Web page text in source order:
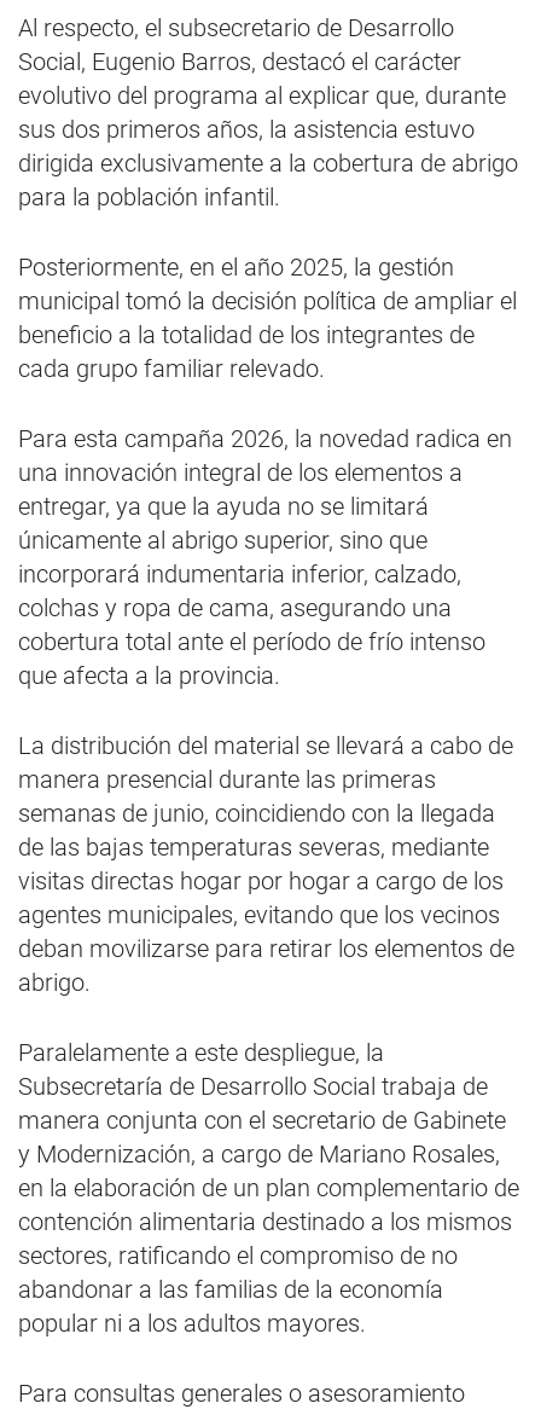
Al respecto, el subsecretario de Desarrollo
Social, Eugenio Barros, destacó el carácter
evolutivo del programa al explicar que, durante
sus dos primeros años, la asistencia estuvo
dirigida exclusivamente a la cobertura de abrigo
para la población infantil.
Posteriormente, en el año 2025, la gestión
municipal tomó la decisión política de ampliar el
beneficio a la totalidad de los integrantes de
cada grupo familiar relevado.
Para esta campaña 2026, la novedad radica en
una innovación integral de los elementos a
entregar, ya que la ayuda no se limitará
únicamente al abrigo superior, sino que
incorporará indumentaria inferior, calzado,
colchas y ropa de cama, asegurando una
cobertura total ante el período de frío intenso
que afecta a la provincia.
La distribución del material se llevará a cabo de
manera presencial durante las primeras
semanas de junio, coincidiendo con la llegada
de las bajas temperaturas severas, mediante
visitas directas hogar por hogar a cargo de los
agentes municipales, evitando que los vecinos
deban movilizarse para retirar los elementos de
abrigo.
Paralelamente a este despliegue, la
Subsecretaría de Desarrollo Social trabaja de
manera conjunta con el secretario de Gabinete
y Modernización, a cargo de Mariano Rosales,
en la elaboración de un plan complementario de
contención alimentaria destinado a los mismos
sectores, ratificando el compromiso de no
abandonar a las familias de la economía
popular ni a los adultos mayores.
Para consultas generales o asesoramiento